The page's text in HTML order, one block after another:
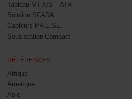
Tableau MT AIS – ATR
Solution SCADA
Capteurs PR.E.SE.
Sous-station Compact
RÉFÉRENCES
Afrìque
Amerìque
Asie